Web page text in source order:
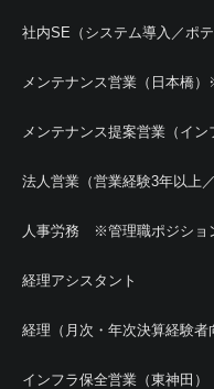
社内SE（システム導入／ポテ
メンテナンス営業（日本橋
メンテナンス提案営業（イ
法人営業（営業経験3年以上
人事労務 ※管理職ポジショ
経理アシスタント
経理（月次・年次決算経験者
インフラ保全営業（東神田）